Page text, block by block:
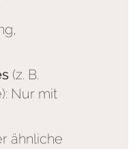
(z. B.
Nur mit
ähnliche